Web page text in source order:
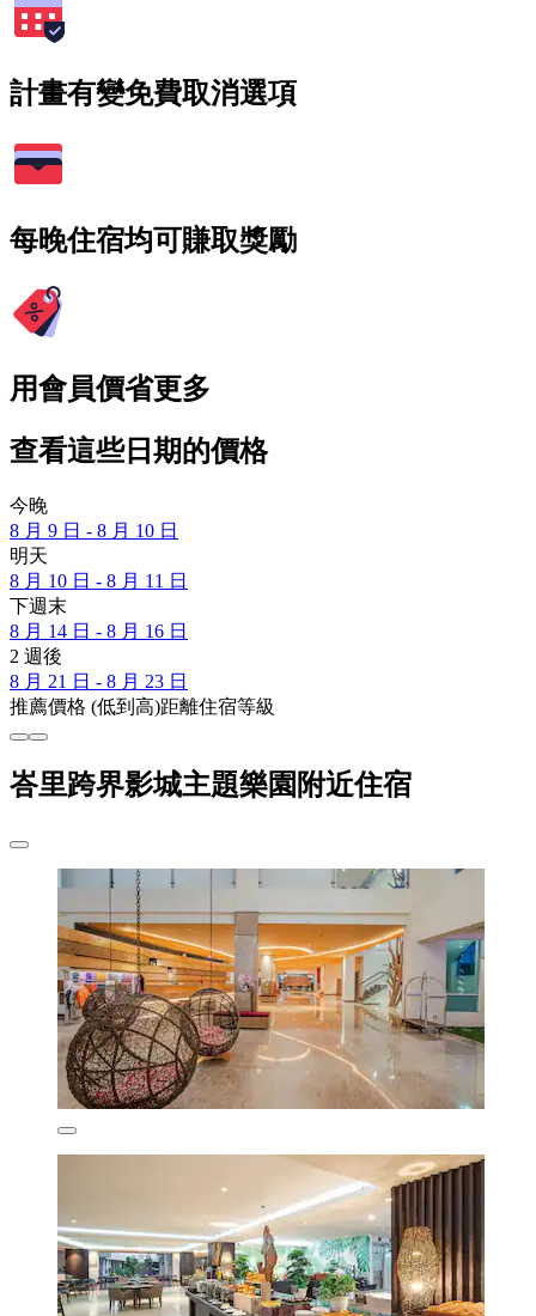
計畫有變免費取消選項
每晚住宿均可賺取獎勵
用會員價省更多
查看這些日期的價格
今晚
8 月 9 日 - 8 月 10 日
明天
8 月 10 日 - 8 月 11 日
下週末
8 月 14 日 - 8 月 16 日
2 週後
8 月 21 日 - 8 月 23 日
推薦價格 (低到高)距離住宿等級
峇里跨界影城主題樂園附近住宿